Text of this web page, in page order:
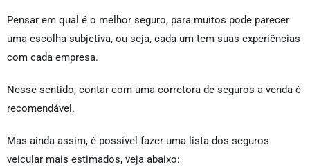
Pensar em qual é o melhor seguro, para muitos pode parecer
uma escolha subjetiva, ou seja, cada um tem suas experiências
com cada empresa.
Nesse sentido, contar com uma corretora de seguros a venda é
recomendável.
Mas ainda assim, é possível fazer uma lista dos seguros
veicular mais estimados, veja abaixo: